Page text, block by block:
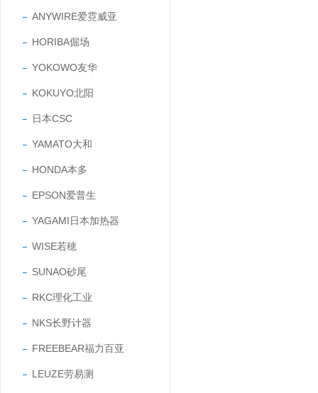
ANYWIRE爱霓威亚
HORIBA倔场
YOKOWO友华
KOKUYO北阳
日本CSC
YAMATO大和
HONDA本多
EPSON爱普生
YAGAMI日本加热器
WISE若穂
SUNAO砂尾
RKC理化工业
NKS长野计器
FREEBEAR福力百亚
LEUZE劳易测